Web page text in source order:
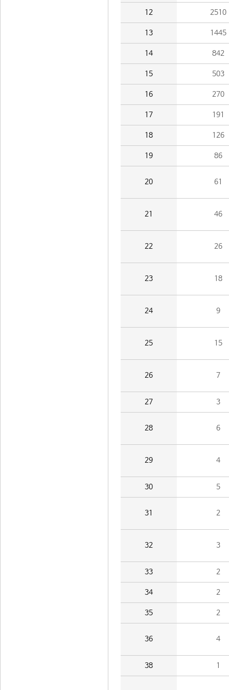
12 2510
13 1445
14 842
15 503
16 270
17 191
18 126
19 86
20 61
21 46
22 26
23 18
24 9
25 15
26 7
27 3
28 6
29 4
30 5
31 2
32 3
33 2
34 2
35 2
36 4
38 1